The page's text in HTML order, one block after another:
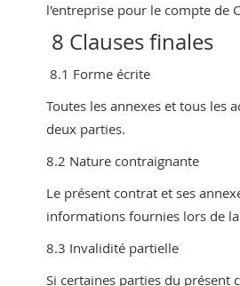
l'entreprise pour le compte de
8 Clauses finales
8.1 Forme écrite
Toutes les annexes et tous les
deux parties.
8.2 Nature contraignante
Le présent contrat et ses
informations fournies lors de
8.3 Invalidité partielle
Si certaines parties du présent